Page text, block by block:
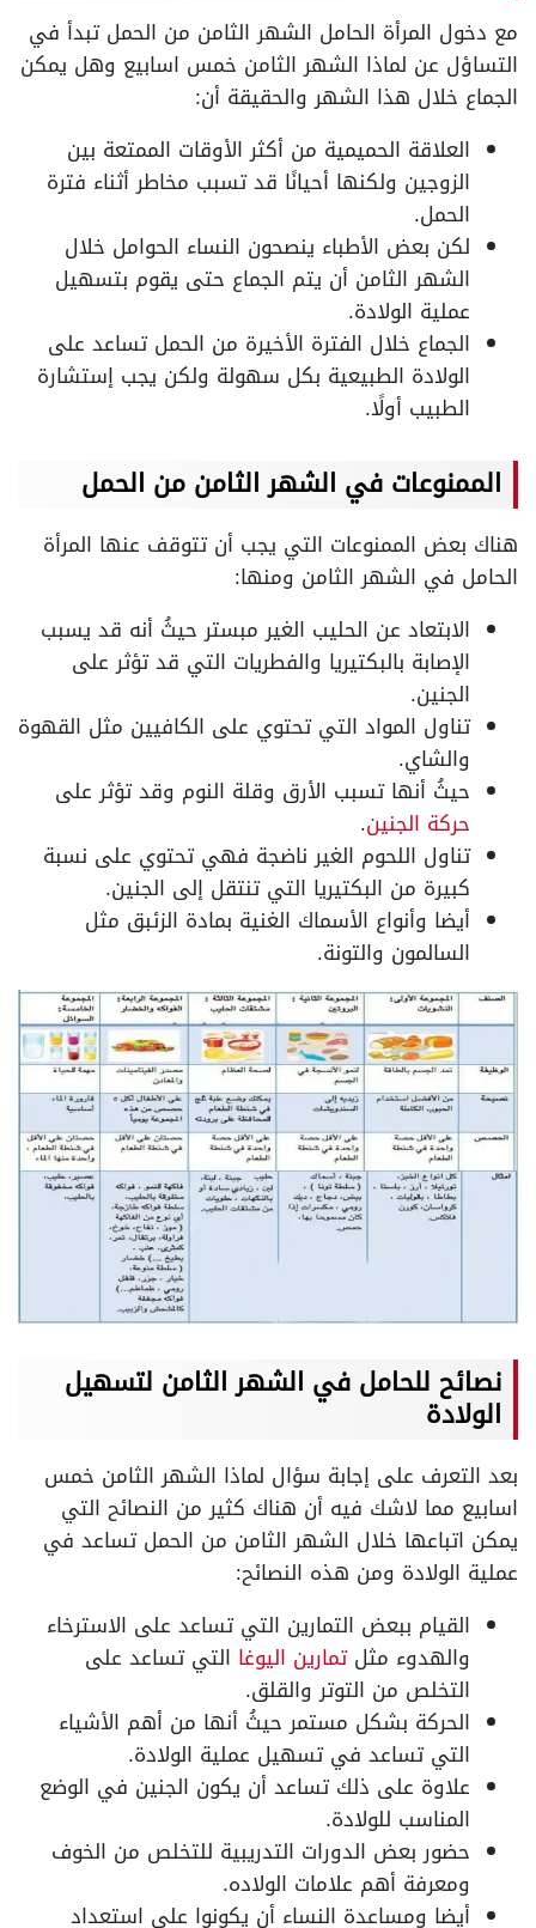
مع دخول المرأة الحامل الشهر الثامن من الحمل تبدأ في
التساؤل عن لماذا الشهر الثامن خمس اسابيع وهل يمكن
الجماع خلال هذا الشهر والحقيقة أن:
العلاقة الحميمية من أكثر الأوقات الممتعة بين
الزوجين ولكنها أحيانًا قد تسبب مخاطر أثناء فترة
الحمل.
لكن بعض الأطباء ينصحون النساء الحوامل خلال
الشهر الثامن أن يتم الجماع حتى يقوم بتسهيل
عملية الولادة.
الجماع خلال الفترة الأخيرة من الحمل تساعد على
الولادة الطبيعية بكل سهولة ولكن يجب إستشارة
الطبيب أولًا.
الممنوعات في الشهر الثامن من الحمل
هناك بعض الممنوعات التي يجب أن تتوقف عنها المرأة
الحامل في الشهر الثامن ومنها:
الابتعاد عن الحليب الغير مبستر حيثُ أنه قد يسبب
الإصابة بالبكتيريا والفطريات التي قد تؤثر على
الجنين.
تناول المواد التي تحتوي على الكافيين مثل القهوة
والشاي.
حيثُ أنها تسبب الأرق وقلة النوم وقد تؤثر على
حركة الجنين.
تناول اللحوم الغير ناضجة فهي تحتوي على نسبة
كبيرة من البكتيريا التي تنتقل إلى الجنين.
أيضا وأنواع الأسماك الغنية بمادة الزئبق مثل
السالمون والتونة.
نصائح للحامل في الشهر الثامن لتسهيل
الولادة
بعد التعرف على إجابة سؤال لماذا الشهر الثامن خمس
اسابيع مما لاشك فيه أن هناك كثير من النصائح التي
يمكن اتباعها خلال الشهر الثامن من الحمل تساعد في
عملية الولادة ومن هذه النصائح:
القيام ببعض التمارين التي تساعد على الاسترخاء
والهدوء مثلتمارين اليوغا التي تساعد على
التخلص من التوتر والقلق.
الحركة بشكل مستمر حيثُ أنها من أهم الأشياء
التي تساعد في تسهيل عملية الولادة.
علاوة على ذلك تساعد أن يكون الجنين في الوضع
المناسب للولادة.
حضور بعض الدورات التدريبية للتخلص من الخوف
ومعرفة أهم علامات الولاده.
أيضا ومساعدة النساء أن يكونوا على استعداد